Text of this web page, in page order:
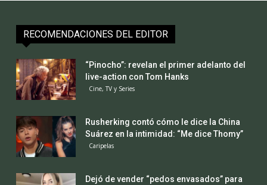
RECOMENDACIONES DEL EDITOR
“Pinocho”: revelan el primer adelanto del
live-action con Tom Hanks
Cine, TV y Series
Rusherking contó cómo le dice la China
Suárez en la intimidad: “Me dice Thomy”
Caripelas
Dejó de vender “pedos envasados” para